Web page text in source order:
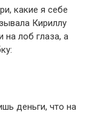
какие я себе
Кириллу
на лоб глаза, а
деньги, что на